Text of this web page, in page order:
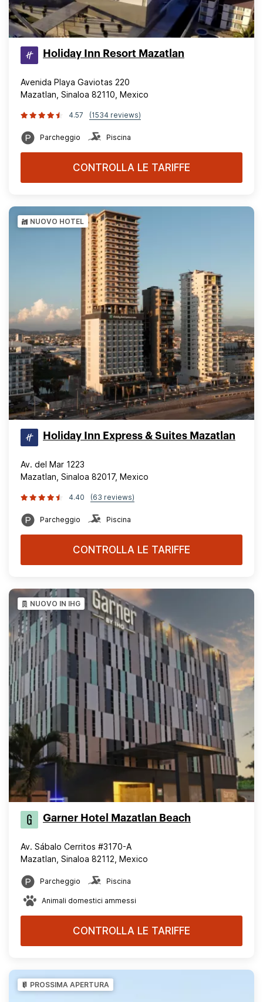
Holiday Inn Resort Mazatlan
Avenida Playa Gaviotas 220
Mazatlan, Sinaloa 82110, Mexico
4.57 (1534 reviews)
Parcheggio Piscina
CONTROLLA LE TARIFFE
NUOVO HOTEL
Holiday Inn Express & Suites Mazatlan
Av. del Mar 1223
Mazatlan, Sinaloa 82017, Mexico
4.40 (63 reviews)
Parcheggio Piscina
CONTROLLA LE TARIFFE
NUOVO IN IHG
Garner Hotel Mazatlan Beach
Av. Sábalo Cerritos #3170-A
Mazatlan, Sinaloa 82112, Mexico
Parcheggio Piscina
Animali domestici ammessi
CONTROLLA LE TARIFFE
PROSSIMA APERTURA